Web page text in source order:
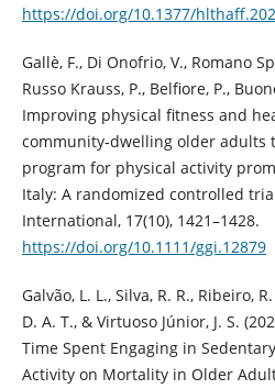
https://doi.org/10.1377/
Gallè, F., Di Onofrio, V., Romano
Russo Krauss, P., Belfiore, P.,
Improving physical fitness and
community‐dwelling older adults
program for physical activity
Italy: A randomized controlled
International, 17(10), 1421–1428.
https://doi.org/10.1111/ggi.12879
Galvão, L. L., Silva, R. R., Ribeiro,
D. A. T., & Virtuoso Júnior, J. S.
Time Spent Engaging in
Activity on Mortality in Older